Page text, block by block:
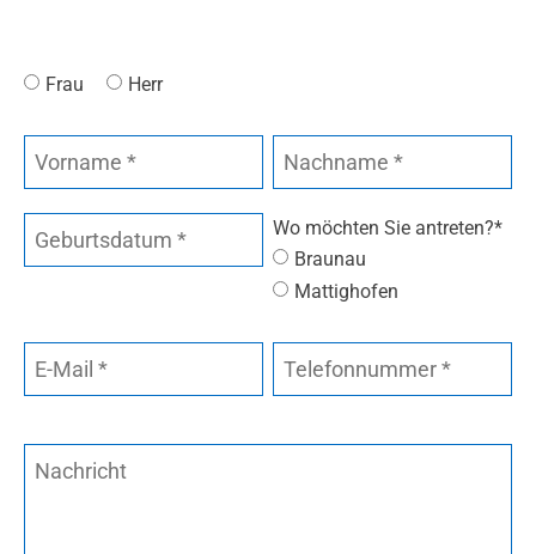
Frau Herr
Wo möchten Sie antreten?*
Braunau
Mattighofen